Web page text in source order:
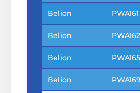
Belion PWA161
Belion PWA162
Belion PWA165
Belion PWA169